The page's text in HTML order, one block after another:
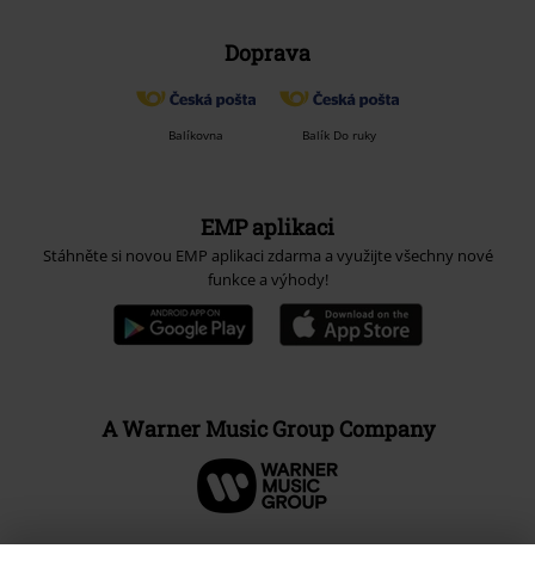
Doprava
Balíkovna Balík Do ruky
EMP aplikaci
Stáhněte si novou EMP aplikaci zdarma a využijte všechny nové
funkce a výhody!
A Warner Music Group Company